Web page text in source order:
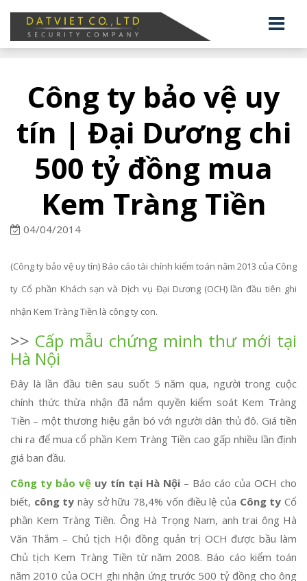
Công ty bảo vệ uy
tín | Đại Dương chi
500 tỷ đồng mua
Kem Tràng Tiền
04/04/2014
(Công ty bảo vệ uy tín) Báo cáo tài chính kiểm toán năm 2013 của Công
ty Cổ phần Khách sạn và Dịch vụ Đại Dương (OCH) lần đầu tiên ghi
nhận Kem Tràng Tiền là công ty con.
>> Cấp mẫu chứng minh thư mới tại
Hà Nội
Đây là lần đầu tiên sau suốt 5 năm qua, người trong cuộc
chính thức thừa nhận đã nắm quyền kiểm soát Kem Tràng
Tiền – một thương hiệu gắn bó với người dân thủ đô. Giá tiền
chi ra để mua cổ phần Kem Tràng Tiền cao gấp nhiều lần định
giá ban đầu.
Công ty bảo vệ uy tín tại Hà Nội – Báo cáo của OCH cho
biết, công ty này sở hữu 78,4% vốn điều lệ của Công ty Cổ
phần Kem Tràng Tiền. Ông Hà Trọng Nam, anh trai ông Hà
Văn Thắm – Chủ tịch Hội đồng quản trị OCH được bầu làm
Chủ tịch Kem Tràng Tiền từ năm 2008. Báo cáo kiểm toán
năm 2010 của OCH ghi nhận ứng trước 500 tỷ đồng cho ông